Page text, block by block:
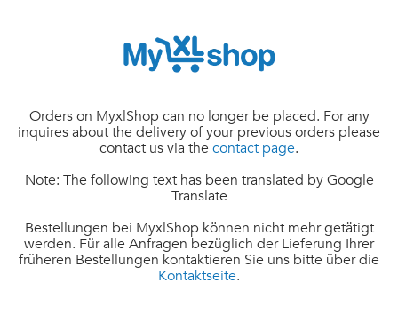
Orders on MyxlShop can no longer be placed. For any
inquires about the delivery of your previous orders please
contact us via the contact page.
Note: The following text has been translated by Google
Translate
Bestellungen bei MyxlShop können nicht mehr getätigt
werden. Für alle Anfragen bezüglich der Lieferung Ihrer
früheren Bestellungen kontaktieren Sie uns bitte über die
Kontaktseite.